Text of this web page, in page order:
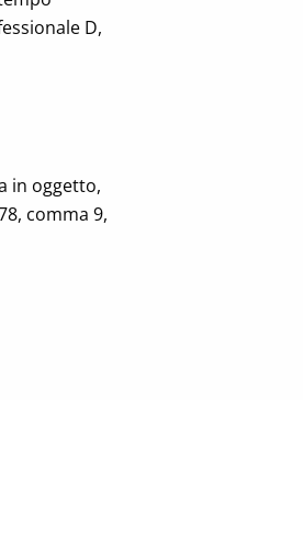
D,
in oggetto,
comma 9,